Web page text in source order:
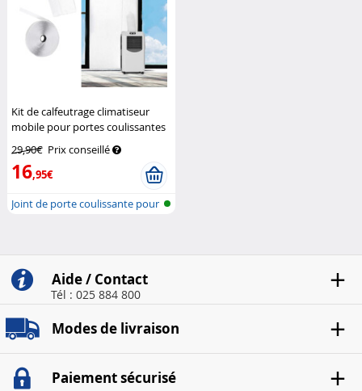
Kit de calfeutrage climatiseur
mobile pour portes coulissantes
Sichler Haushaltsgeräte
29,90€ Prix conseillé
16,95€
Joint de porte coulissante pour
Aide / Contact
Tél : 025 884 800
Modes de livraison
Paiement sécurisé